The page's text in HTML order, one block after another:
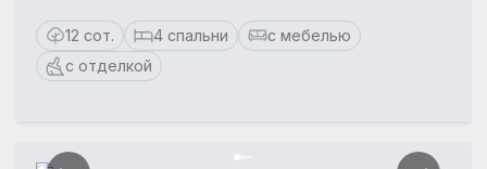
12 сот. 4 спальни
с мебелью
с отделкой